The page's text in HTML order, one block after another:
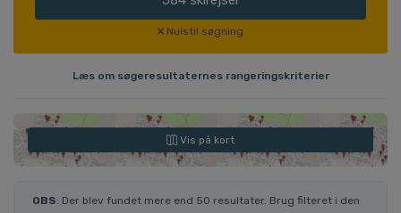
Nulstil søgning
Læs om søgeresultaternes rangeringskriterier
Vis på kort
OBS: Der blev fundet mere end 50 resultater. Brug filteret i den